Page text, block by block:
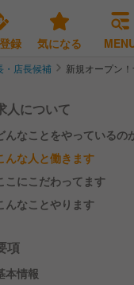
録 気になる
・店長候補 新規オープン
人について
んなことをやっているの
んな人と働きます
こにこだわってます
んなことやります
項
本情報